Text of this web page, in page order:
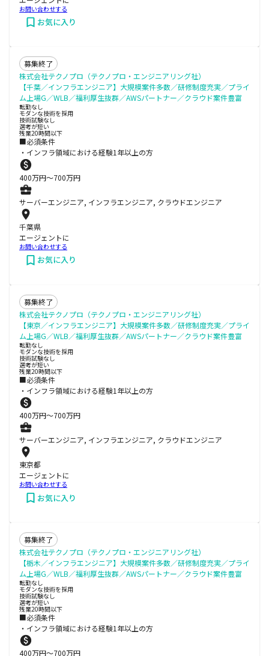
お問い合わせする
お気に入り
募集終了
株式会社テクノプロ（テクノプロ・エンジニアリング社）
【千葉／インフラエンジニア】大規模案件多数／研修制度充実／プライ
ム上場G／WLB／福利厚生抜群／AWSパートナー／クラウド案件豊富
転勤なし
モダンな技術を採用
技術試験なし
選考が短い
残業20時間以下
■必須条件
・インフラ領域における経験1年以上の方
400万円〜700万円
サーバーエンジニア, インフラエンジニア, クラウドエンジニア
千葉県
エージェントに
お問い合わせする
お気に入り
募集終了
株式会社テクノプロ（テクノプロ・エンジニアリング社）
【東京／インフラエンジニア】大規模案件多数／研修制度充実／プライ
ム上場G／WLB／福利厚生抜群／AWSパートナー／クラウド案件豊富
転勤なし
モダンな技術を採用
技術試験なし
選考が短い
残業20時間以下
■必須条件
・インフラ領域における経験1年以上の方
400万円〜700万円
サーバーエンジニア, インフラエンジニア, クラウドエンジニア
東京都
エージェントに
お問い合わせする
お気に入り
募集終了
株式会社テクノプロ（テクノプロ・エンジニアリング社）
【栃木／インフラエンジニア】大規模案件多数／研修制度充実／プライ
ム上場G／WLB／福利厚生抜群／AWSパートナー／クラウド案件豊富
転勤なし
モダンな技術を採用
技術試験なし
選考が短い
残業20時間以下
■必須条件
・インフラ領域における経験1年以上の方
400万円〜700万円